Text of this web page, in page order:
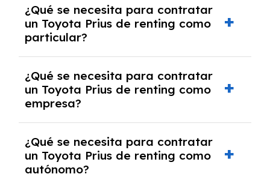
pero puede haber penalizaciones por
cancelación anticipada. Es importante revisar
las condiciones del contrato y hablar con un
experto que te asesore.
¿Qué se necesita para contratar
un Toyota Prius de renting como
particular?
y, en algunos casos, una consulta de solvencia
crediticia y un pago inicial.
¿Qué se necesita para contratar
un Toyota Prius de renting como
empresa?
documentación financiera y, en algunos
casos, un informe de solvencia de la empresa
y un pago inicial.
¿Qué se necesita para contratar
un Toyota Prius de renting como
autónomo?